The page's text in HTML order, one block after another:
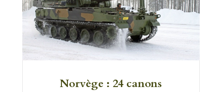
Norvège : 24 canons